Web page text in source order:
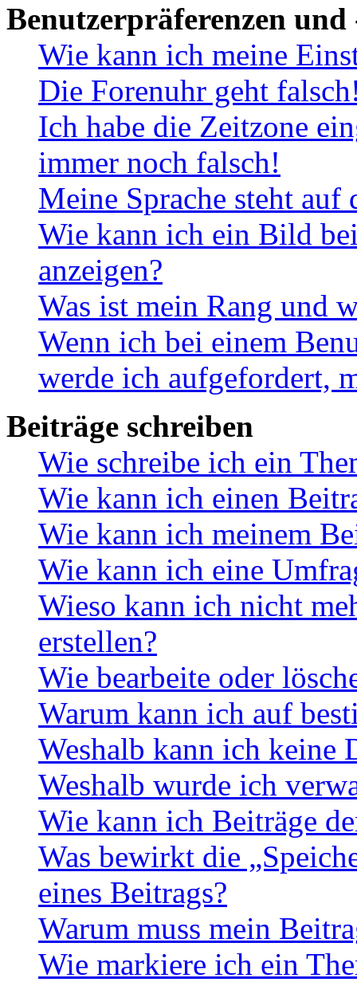
Benutzerpräferenzen und
Wie kann ich meine
Die Forenuhr geht
Ich habe die Zeitzone
immer noch falsch!
Meine Sprache steht
Wie kann ich ein Bild
anzeigen?
Was ist mein Rang und
Wenn ich bei einem
werde ich aufgefordert,
Beiträge schreiben
Wie schreibe ich ein
Wie kann ich einen
Wie kann ich meinem
Wie kann ich eine
Wieso kann ich nicht
erstellen?
Wie bearbeite oder
Warum kann ich auf
Weshalb kann ich keine
Weshalb wurde ich
Wie kann ich Beiträge
Was bewirkt die
eines Beitrags?
Warum muss mein
Wie markiere ich ein